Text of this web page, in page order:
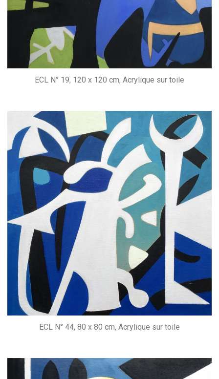
ECL N° 19, 120 x 120 cm, Acrylique sur toile
ECL N° 44, 80 x 80 cm, Acrylique sur toile